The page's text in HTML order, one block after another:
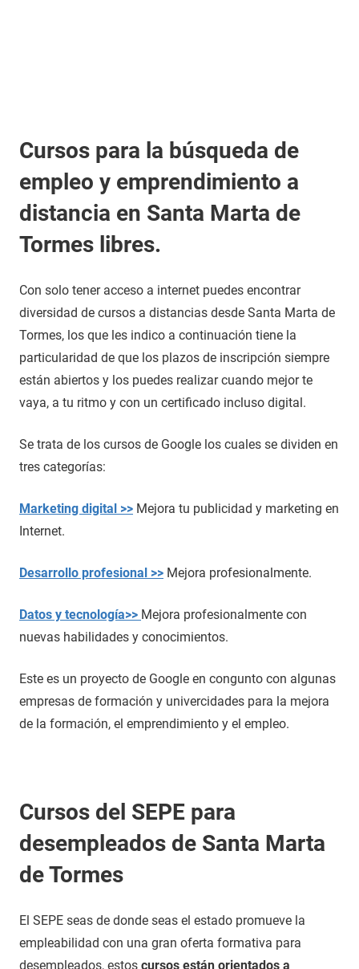
Cursos para la búsqueda de
empleo y emprendimiento a
distancia en Santa Marta de
Tormes libres.
Con solo tener acceso a internet puedes encontrar
diversidad de cursos a distancias desde Santa Marta de
Tormes, los que les indico a continuación tiene la
particularidad de que los plazos de inscripción siempre
están abiertos y los puedes realizar cuando mejor te
vaya, a tu ritmo y con un certificado incluso digital.
Se trata de los cursos de Google los cuales se dividen en
tres categorías:
Marketing digital >> Mejora tu publicidad y marketing en
Internet.
Desarrollo profesional >> Mejora profesionalmente.
Datos y tecnología>> Mejora profesionalmente con
nuevas habilidades y conocimientos.
Este es un proyecto de Google en congunto con algunas
empresas de formación y univercidades para la mejora
de la formación, el emprendimiento y el empleo.
Cursos del SEPE para
desempleados de Santa Marta
de Tormes
El SEPE seas de donde seas el estado promueve la
empleabilidad con una gran oferta formativa para
desempleados, estos cursos están orientados a